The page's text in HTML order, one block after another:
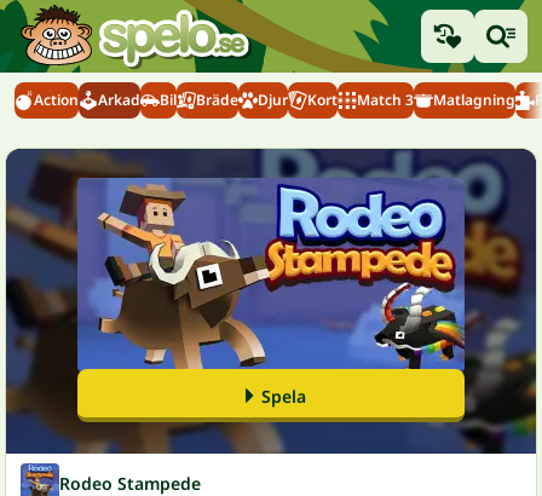
Action Arkad Bil Bräde Djur Kort Match 3 Matlagning
Spela
Rodeo Stampede